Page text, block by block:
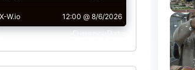
CurrencyRate